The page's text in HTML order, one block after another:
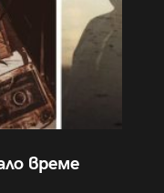
време